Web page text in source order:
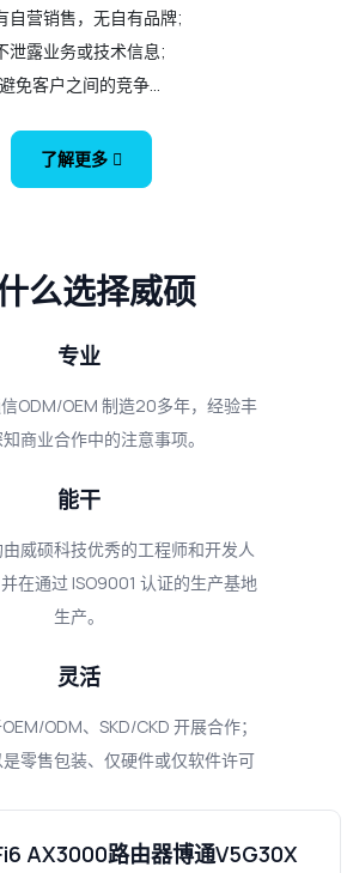
自营销售，无自有品牌;
泄露业务或技术信息;
避免客户之间的竞争...
了解更多
么选择威硕
专业
ODM/OEM 制造20多年，经验丰
商业合作中的注意事项。
能干
威硕科技优秀的工程师和开发人
在通过 ISO9001 认证的生产基地
生产。
灵活
ODM、SKD/CKD 开展合作；
零售包装、仅硬件或仅软件许可
AX3000路由器博通V5G30X